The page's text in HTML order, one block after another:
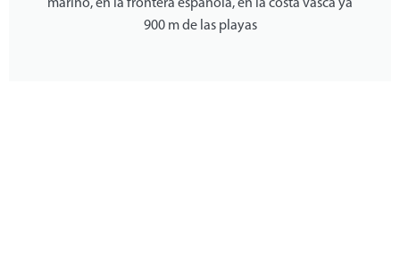
900 m de las playas